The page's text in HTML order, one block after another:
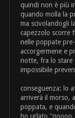
quindi non è più
quando molla la
ma scivolandogli
capezzolo scorre
nelle poppate
accorgermene e
notte, fra lo stare
impossibile
conseguenza: lo
arriverà il morso,
poppata, e
ho urlato "noooo,